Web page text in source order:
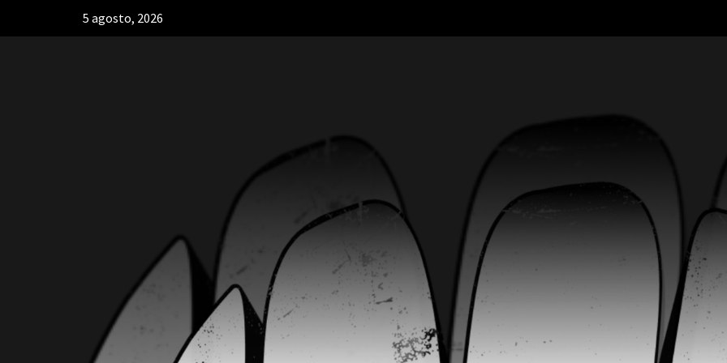
5 agosto, 2026